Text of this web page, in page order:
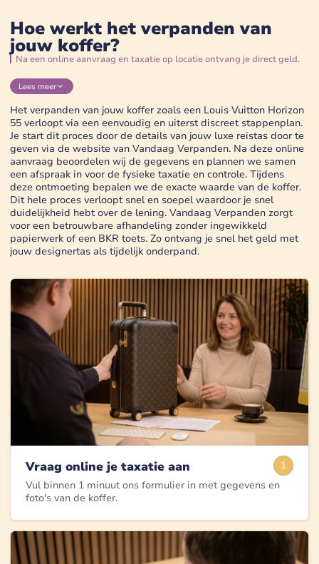
Hoe werkt het verpanden van
jouw koffer?
Na een online aanvraag en taxatie op locatie ontvang je direct geld.
Lees meer
Het verpanden van jouw koffer zoals een Louis Vuitton Horizon
55 verloopt via een eenvoudig en uiterst discreet stappenplan.
Je start dit proces door de details van jouw luxe reistas door te
geven via de website van Vandaag Verpanden. Na deze online
aanvraag beoordelen wij de gegevens en plannen we samen
een afspraak in voor de fysieke taxatie en controle. Tijdens
deze ontmoeting bepalen we de exacte waarde van de koffer.
Dit hele proces verloopt snel en soepel waardoor je snel
duidelijkheid hebt over de lening. Vandaag Verpanden zorgt
voor een betrouwbare afhandeling zonder ingewikkeld
papierwerk of een BKR toets. Zo ontvang je snel het geld met
jouw designertas als tijdelijk onderpand.
1
Vraag online je taxatie aan
Vul binnen 1 minuut ons formulier in met gegevens en
foto's van de koffer.